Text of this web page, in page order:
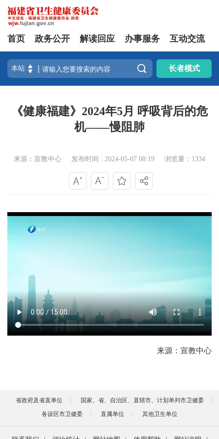
首页 政务公开 解读回应 办事服务 互动交流
 长者模式
《健康福建》2024年5月 呼吸背后的危
机——慢阻肺
来源：宣教中心 发布时间 : 2024-05-07 08:19 浏览量：1334
来源：宣教中心
省政府及省直单位
国家、省、自治区、直辖市、计划单列市卫健委
各设区市卫健委
直属单位 其他卫生单位